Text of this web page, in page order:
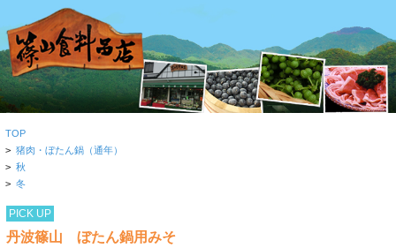
TOP
> 猪肉・ぼたん鍋（通年）
> 秋
> 冬
PICK UP
丹波篠山 ぼたん鍋用みそ